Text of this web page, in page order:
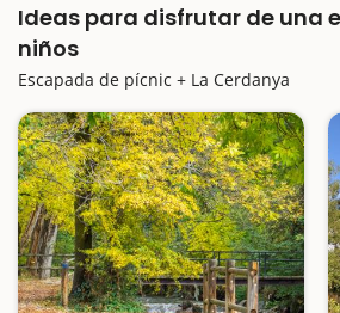
Ideas para disfrutar de una
niños
Escapada de pícnic + La Cerdanya